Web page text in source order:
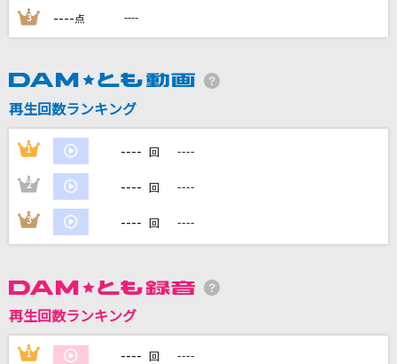
DAMの新曲・ランキングなど
DAMに会員登録・ログインして
カラオケをもっと楽しもう！
3 ----点 ----
再生回数ランキング
1 ---- 回 ----
2 ---- 回 ----
3 ---- 回 ----
再生回数ランキング
1 ---- 回 ----